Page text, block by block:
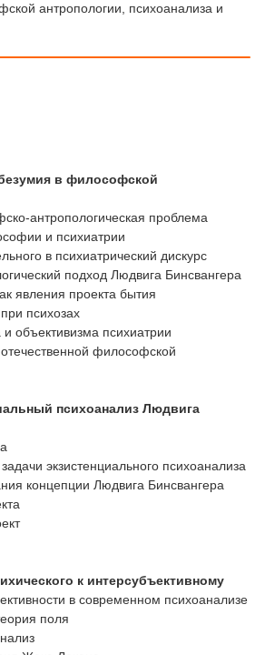
антропологии, психоанализа и
в философской
антропологическая проблема
и психиатрии
в психиатрический дискурс
подход Людвига Бинсвангера
явления проекта бытия
психозах
объективизма психиатрии
философской
психоанализ Людвига
экзистенциального психоанализа
концепции Людвига Бинсвангера
к интерсубъективному
в современном психоанализе
поля